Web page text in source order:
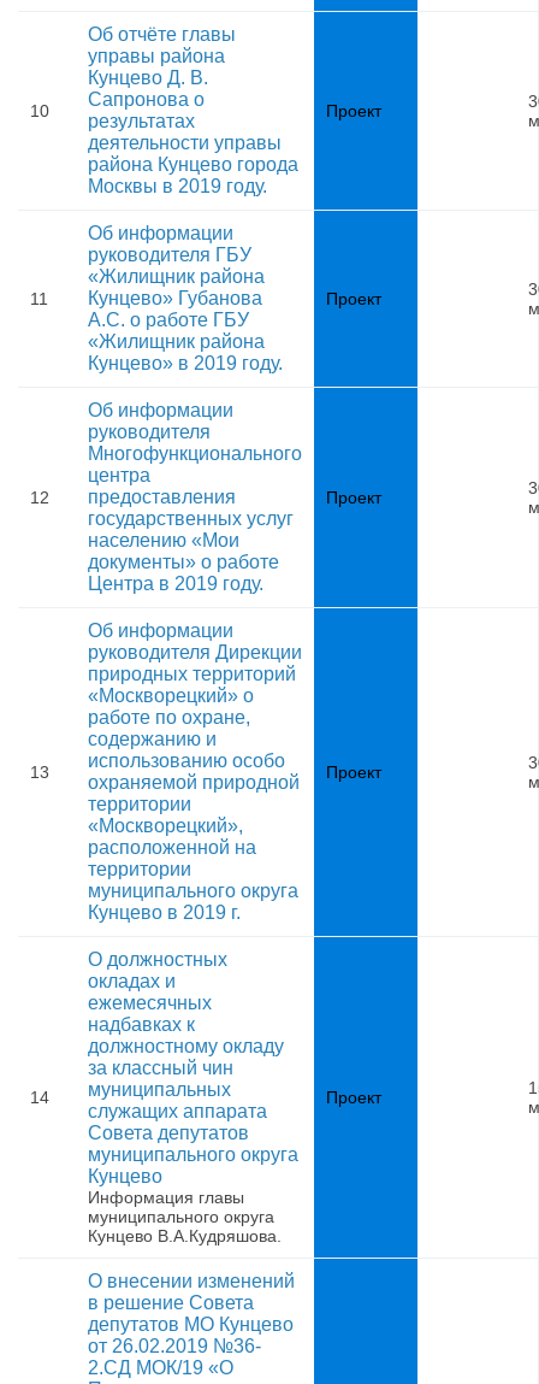
10
Об отчёте главы
управы района
Кунцево Д. В.
Сапронова о
результатах
деятельности управы
района Кунцево города
Москвы в 2019 году.
Проект
11
Об информации
руководителя ГБУ
«Жилищник района
Кунцево» Губанова
А.С. о работе ГБУ
«Жилищник района
Кунцево» в 2019 году.
Проект
12
Об информации
руководителя
Многофункционального
центра
предоставления
государственных услуг
населению «Мои
документы» о работе
Центра в 2019 году.
Проект
13
Об информации
руководителя Дирекции
природных территорий
«Москворецкий» о
работе по охране,
содержанию и
использованию особо
охраняемой природной
территории
«Москворецкий»,
расположенной на
территории
муниципального округа
Кунцево в 2019 г.
Проект
14
О должностных
окладах и
ежемесячных
надбавках к
должностному окладу
за классный чин
муниципальных
служащих аппарата
Совета депутатов
муниципального округа
Кунцево
Информация главы
муниципального округа
Кунцево В.А.Кудряшова.
Проект
О внесении изменений
в решение Совета
депутатов МО Кунцево
от 26.02.2019 №36-
2.СД МОК/19 «О